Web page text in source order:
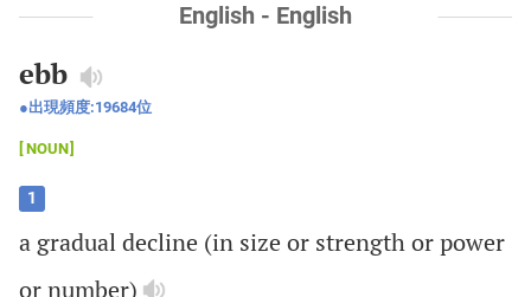
English - English
ebb
出現頻度:19684位
NOUN
1
a gradualdecline (in size or strengthorpower
ornumber)